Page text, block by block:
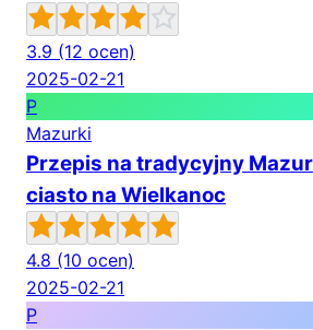
3.9 (12 ocen)
2025-02-21
P
Mazurki
Przepis na tradycyjny
ciasto na Wielkanoc
4.8 (10 ocen)
2025-02-21
P